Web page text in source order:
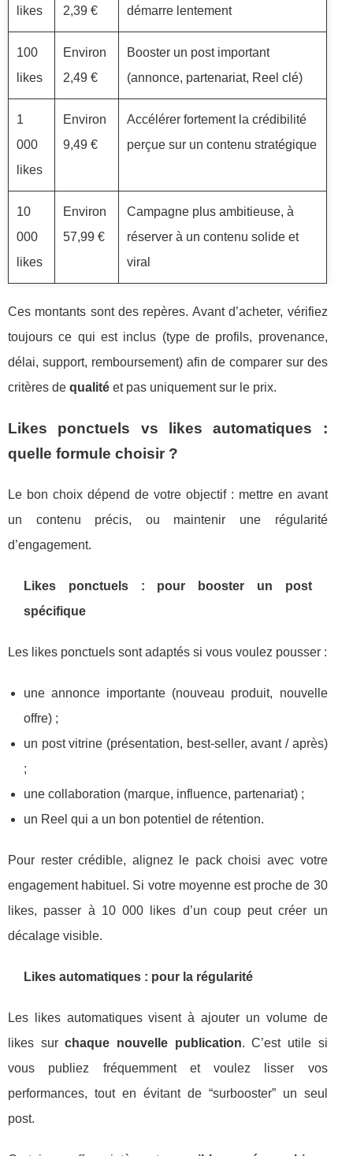
likes
2,39 €
démarre lentement
100
likes
Environ
2,49 €
Booster un post important
(annonce, partenariat, Reel clé)
1
000
likes
Environ
9,49 €
Accélérer fortement la crédibilité
perçue sur un contenu stratégique
10
000
likes
Environ
57,99 €
Campagne plus ambitieuse, à
réserver à un contenu solide et
viral
Ces montants sont des repères. Avant d’acheter, vérifiez
toujours ce qui est inclus (type de profils, provenance,
délai, support, remboursement) afin de comparer sur des
critères de qualité et pas uniquement sur le prix.
Likes ponctuels vs likes automatiques :
quelle formule choisir ?
Le bon choix dépend de votre objectif : mettre en avant
un contenu précis, ou maintenir une régularité
d’engagement.
Likes ponctuels : pour booster un post
spécifique
Les likes ponctuels sont adaptés si vous voulez pousser :
une annonce importante (nouveau produit, nouvelle
offre) ;
un post vitrine (présentation, best-seller, avant / après)
;
une collaboration (marque, influence, partenariat) ;
un Reel qui a un bon potentiel de rétention.
Pour rester crédible, alignez le pack choisi avec votre
engagement habituel. Si votre moyenne est proche de 30
likes, passer à 10 000 likes d’un coup peut créer un
décalage visible.
Likes automatiques : pour la régularité
Les likes automatiques visent à ajouter un volume de
likes surchaque nouvelle publication. C’est utile si
vous publiez fréquemment et voulez lisser vos
performances, tout en évitant de “surbooster” un seul
post.